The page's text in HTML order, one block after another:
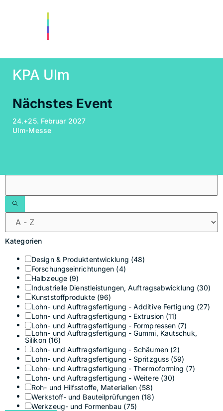
KPA Ulm
Nächstes Event
24.+25. Februar 2027
Ulm-Messe
Kategorien
Design & Produktentwicklung (48)
Forschungseinrichtungen (4)
Halbzeuge (9)
Industrielle Dienstleistungen, Auftragsabwicklung (30)
Kunststoffprodukte (96)
Lohn- und Auftragsfertigung - Additive Fertigung (27)
Lohn- und Auftragsfertigung - Extrusion (11)
Lohn- und Auftragsfertigung - Formpressen (7)
Lohn- und Auftragsfertigung - Gummi, Kautschuk,
Silikon (16)
Lohn- und Auftragsfertigung - Schäumen (2)
Lohn- und Auftragsfertigung - Spritzguss (59)
Lohn- und Auftragsfertigung - Thermoforming (7)
Lohn- und Auftragsfertigung - Weitere (30)
Roh- und Hilfsstoffe, Materialien (58)
Werkstoff- und Bauteilprüfungen (18)
Werkzeug- und Formenbau (75)